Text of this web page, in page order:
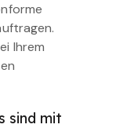
Ihrem
sind mit